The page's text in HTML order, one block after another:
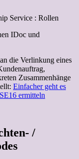
Service : Rollen
IDoc und
die Verlinkung eines
Zusammenhänge
Einfacher geht es
ermitteln
/